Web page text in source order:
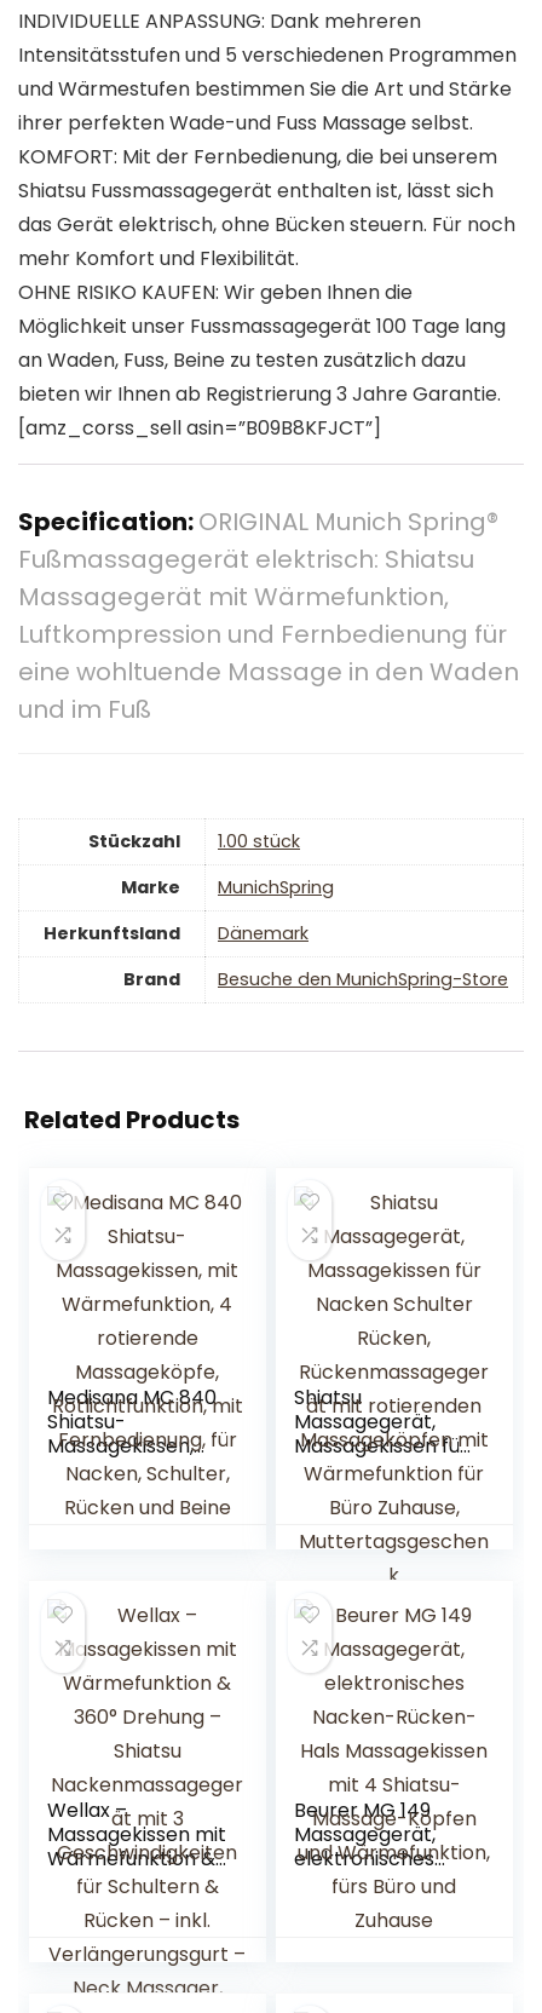
INDIVIDUELLE ANPASSUNG: Dank mehreren
Intensitätsstufen und 5 verschiedenen Programmen
und Wärmestufen bestimmen Sie die Art und Stärke
ihrer perfekten Wade-und Fuss Massage selbst.
KOMFORT: Mit der Fernbedienung, die bei unserem
Shiatsu Fussmassagegerät enthalten ist, lässt sich
das Gerät elektrisch, ohne Bücken steuern. Für noch
mehr Komfort und Flexibilität.
OHNE RISIKO KAUFEN: Wir geben Ihnen die
Möglichkeit unser Fussmassagegerät 100 Tage lang
an Waden, Fuss, Beine zu testen zusätzlich dazu
bieten wir Ihnen ab Registrierung 3 Jahre Garantie.
[amz_corss_sell asin=”B09B8KFJCT”]
Specification:ORIGINAL Munich Spring®
Fußmassagegerät elektrisch: Shiatsu
Massagegerät mit Wärmefunktion,
Luftkompression und Fernbedienung für
eine wohltuende Massage in den Waden
und im Fuß
Stückzahl
‎1.00 stück
Marke
‎MunichSpring
Herkunftsland
‎Dänemark
Brand
Besuche den MunichSpring-Store
Related Products
Medisana MC 840
Shiatsu-
Massagekissen,
mit
Wärmefunktion, 4
rotierende
Fernbedienung, für
Nacken, Schulter,
Rücken und Beine
Shiatsu
Massagegerät,
Massagekissen für
Nacken Schulter
Rücken,
Rückenmassagege
rät mit
rotierenden
mit
Wärmefunktion für
Büro Zuhause,
Muttertagsgesche
nk
Wellax –
Massagekissen mit
Wärmefunktion &
360° Drehung –
Shiatsu
Nackenmassageg
erät mit 3
Geschwindigkeiten
Beurer MG 149
Massagegerät,
elektronisches
Nacken-Rücken-
Massagekissen mit